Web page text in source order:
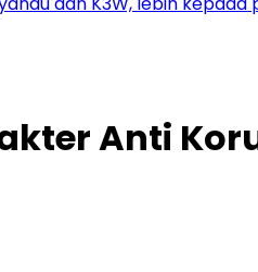
Anti